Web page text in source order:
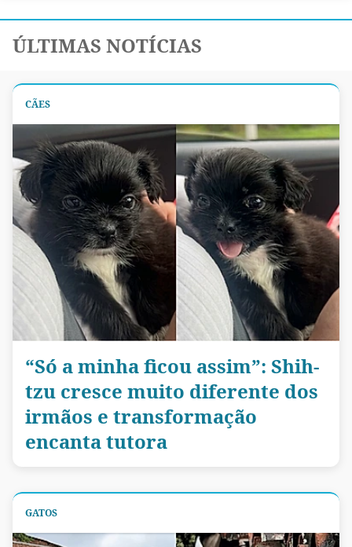
ÚLTIMAS NOTÍCIAS
CÃES
“Só a minha ficou assim”: Shih-
tzu cresce muito diferente dos
irmãos e transformação
encanta tutora
GATOS